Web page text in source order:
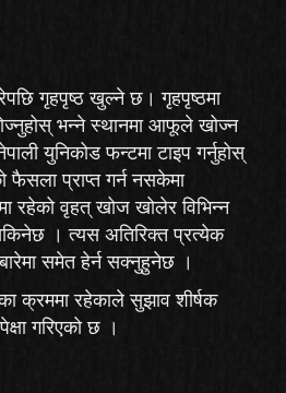
गृहपृष्ठ खुल्ने छ। गृहपृष्ठमा
भन्ने स्थानमा आफूले खोज्न
युनिकोड फन्टमा टाइप गर्नुहोस्
प्राप्त गर्न नसकेमा
रहेकोवृहत् खोज खोलेर विभिन्न
। त्यस अतिरिक्त प्रत्येक
समेत हेर्न सक्नुहुनेछ ।
क्रममा रहेकालेसुझाव शीर्षक
गरिएको छ ।